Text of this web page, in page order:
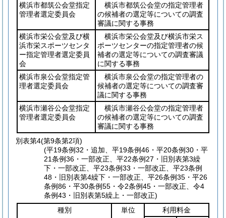
横浜市都筑公会堂指定
管理者選定委員会
横浜市都筑公会堂の指定管理者
の候補者の選定等についての調査
審議に関する事務
横浜市栄公会堂及び横
浜市栄スポーツセンタ
ー指定管理者選定委員
会
横浜市栄公会堂及び横浜市栄ス
ポーツセンターの指定管理者の候
補者の選定等についての調査審議
に関する事務
横浜市泉公会堂指定管
理者選定委員会
横浜市泉公会堂の指定管理者の
候補者の選定等についての調査審
議に関する事務
横浜市瀬谷公会堂指定
管理者選定委員会
横浜市瀬谷公会堂の指定管理者
の候補者の選定等についての調査
審議に関する事務
別表第4(第9条第2項)
(平19条例32・追加、平19条例46・平20条例30・平
21条例36・一部改正、平22条例27・旧別表第3繰
下・一部改正、平23条例33・一部改正、平23条例
48・旧別表第4繰下・一部改正、平26条例35・平26
条例86・平30条例55・令2条例45・一部改正、令4
条例43・旧別表第5繰上・一部改正)
種別
単位
利用料金